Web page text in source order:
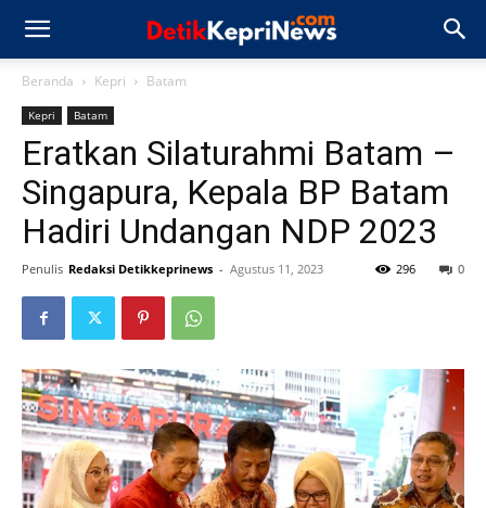
Beranda Kepri Batam
Kepri Batam
Eratkan Silaturahmi Batam –
Singapura, Kepala BP Batam
Hadiri Undangan NDP 2023
Penulis Redaksi Detikkeprinews - Agustus 11, 2023 0
296